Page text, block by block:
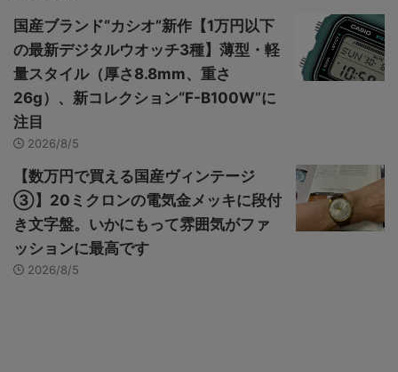
国産ブランド“カシオ”新作【1万円以下
の最新デジタルウオッチ3種】薄型・軽
量スタイル（厚さ8.8mm、重さ
26g）、新コレクション“F-B100W”に
注目
2026/8/5
【数万円で買える国産ヴィンテージ
③】20ミクロンの電気金メッキに段付
き文字盤。いかにもって雰囲気がファ
ッションに最高です
2026/8/5